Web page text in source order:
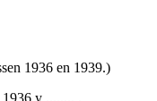
1936 en 1939.)
y ........ .